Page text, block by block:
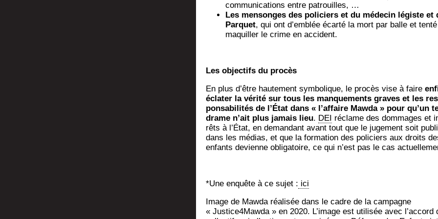
com­mu­ni­ca­tions entre patrouilles, …
Les men­songes des poli­ciers et du méde­cin légiste et
Par­quet, qui ont d’emblée écar­té la mort par balle et
maquiller le crime en accident.
Les objec­tifs du procès
En plus d’être hau­te­ment sym­bo­lique, le pro­cès vise à faire
écla­ter la véri­té sur tous les man­que­ments graves et les
pon­sa­bi­li­tés de l’É­tat dans « l’af­faire Maw­da » pour qu’un
drame n’ait plus jamais lieu. DEI réclame des dom­mages et
rêts à l’É­tat, en deman­dant avant tout que le juge­ment soit
dans les médias, et que la for­ma­tion des poli­ciers aux droits
enfants devienne obli­ga­toire, ce qui n’est pas le cas
*Une enquête à ce sujet : ici
Image de Maw­da réa­li­sée dans le cadre de la cam­pagne
« Justice4Mawda » en 2020. L’i­mage est uti­li­sée avec l’ac­cord